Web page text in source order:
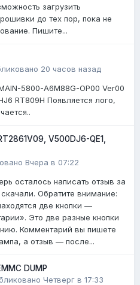
загрузить
до тех пор, пока не
Пишите...
20 часов назад
5800-A6M88G-OP00 Ver00
RT809H Появляется лого,
V500DJ6-QE1,
Вчера в 07:22
осталось написать отзыв за
Обратите внимание:
две кнопки —
Это две разные кнопки
Комментарий вы пишете
а отзыв — после...
DUMP
Четверг в 17:33